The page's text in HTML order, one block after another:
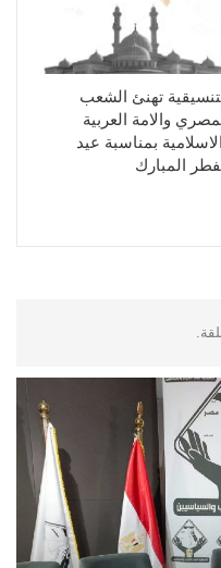
تهنئ الشعب
والامة العربية
بمناسبة عيد
المبارك